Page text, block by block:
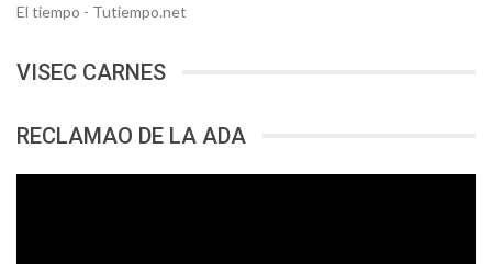
El tiempo - Tutiempo.net
VISEC CARNES
RECLAMAO DE LA ADA